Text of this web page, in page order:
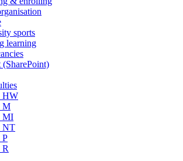
sports
learning
(SharePoint)
HW
M
MI
NT
P
R